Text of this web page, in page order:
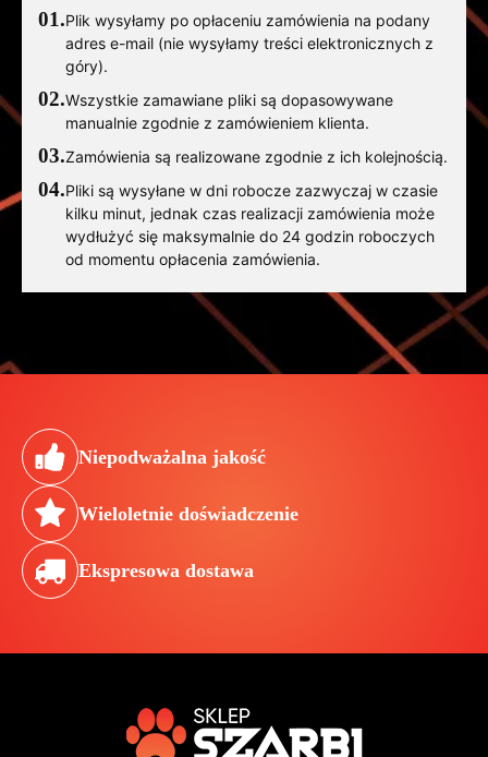
01.Plik wysyłamy po opłaceniu zamówienia na podany
adres e-mail (nie wysyłamy treści elektronicznych z
góry).
02.Wszystkie zamawiane pliki są dopasowywane
manualnie zgodnie z zamówieniem klienta.
03.Zamówienia są realizowane zgodnie z ich kolejnością.
04.Pliki są wysyłane w dni robocze zazwyczaj w czasie
kilku minut, jednak czas realizacji zamówienia może
wydłużyć się maksymalnie do 24 godzin roboczych
od momentu opłacenia zamówienia.
Niepodważalna jakość
Wieloletnie doświadczenie
Ekspresowa dostawa